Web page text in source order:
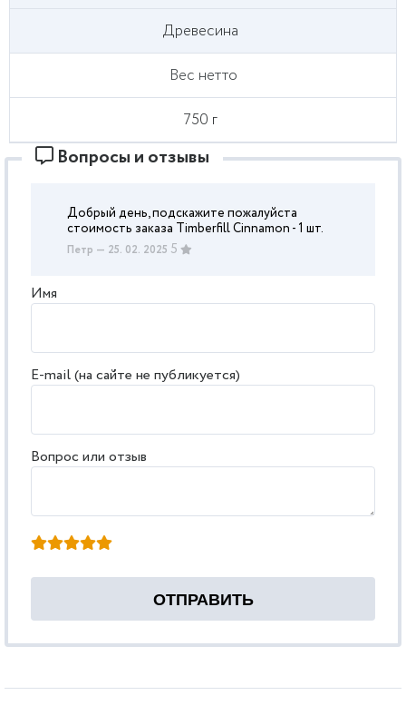
Древесина
Вес нетто
750 г
Вопросы и отзывы
Добрый день, подскажите пожалуйста
стоимость заказа Timberfill Cinnamon - 1 шт.
Петр — 25. 02. 2025 5
Имя
E-mail (на сайте не публикуется)
Вопрос или отзыв